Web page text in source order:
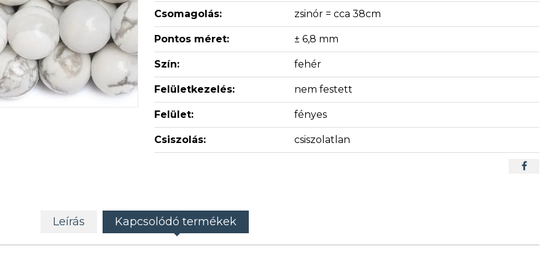
Csomagolás: zsinór = cca 38cm
Pontos méret: ± 6,8 mm
Szín: fehér
Felületkezelés: nem festett
Felület: fényes
Csiszolás: csiszolatlan
Leírás Kapcsolódó termékek